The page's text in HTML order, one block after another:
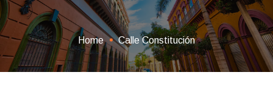
Home Calle Constitución